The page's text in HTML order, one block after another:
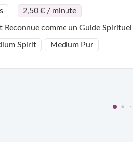
2,50 € / minute
Reconnue comme un Guide
Spirit Medium Pur